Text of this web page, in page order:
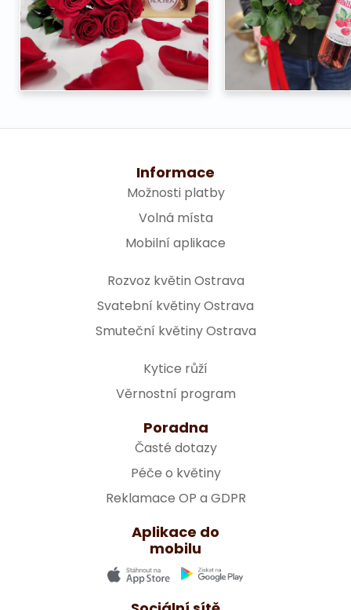
Informace
Možnosti platby
Volná místa
Mobilní aplikace
Rozvoz květin Ostrava
Svatební květiny Ostrava
Smuteční květiny Ostrava
Kytice růží
Věrnostní program
Poradna
Časté dotazy
Péče o květiny
Reklamace OP a GDPR
Aplikace do
mobilu